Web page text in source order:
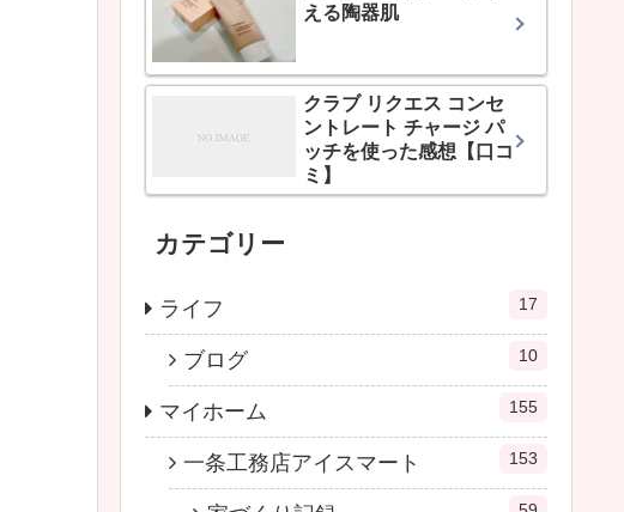
える陶器肌
クラブ リクエス コンセ
ントレート チャージ パ
ッチを使った感想【口コ
ミ】
カテゴリー
ライフ 17
ブログ 10
マイホーム 155
一条工務店アイスマート 153